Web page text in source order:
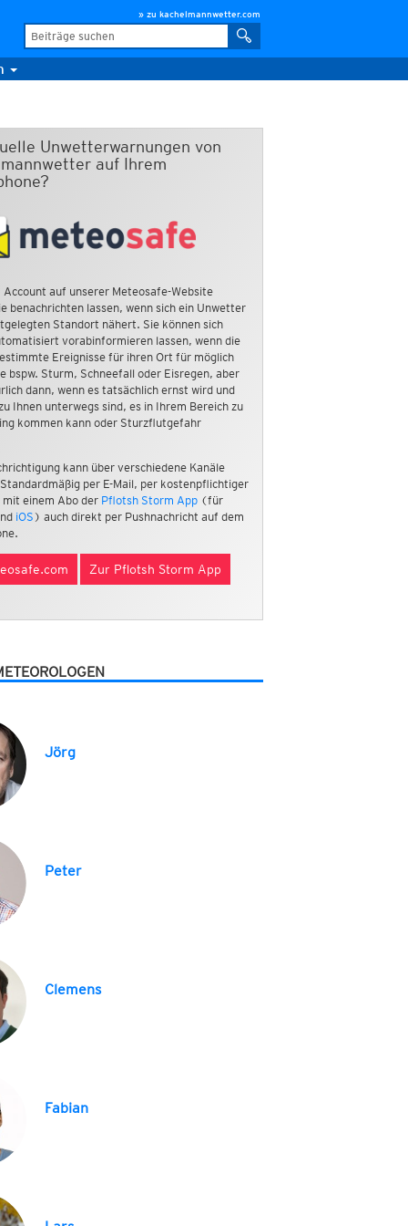
» zu kachelmannwetter.com
Unwetterwarnungen von
auf Ihrem
Account auf unserer Meteosafe-Website
benachrichten lassen, wenn sich ein Unwetter
Standort nähert. Sie können sich
vorabinformieren lassen, wenn die
Ereignisse für ihren Ort für möglich
bspw. Sturm, Schneefall oder Eisregen, aber
dann, wenn es tatsächlich ernst wird und
Ihnen unterwegs sind, es in Ihrem Bereich zu
kommen kann oder Sturzflutgefahr
kann über verschiedene Kanäle
per E-Mail, per kostenpflichtiger
mit einem Abo der Pflotsh Storm App(für
iOS ) auch direkt per Pushnachricht auf dem
Zur Pflotsh Storm App
Jörg
Peter
Clemens
Fabian